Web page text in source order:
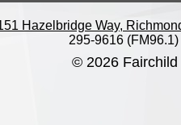
Hazelbridge Way,
295-9616 (FM96.1)
© 2026 Fairchild